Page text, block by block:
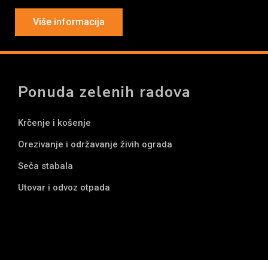
Više informacija
Ponuda zelenih radova
Krčenje i košenje
Orezivanje i održavanje živih ograda
Seča stabala
Utovar i odvoz otpada